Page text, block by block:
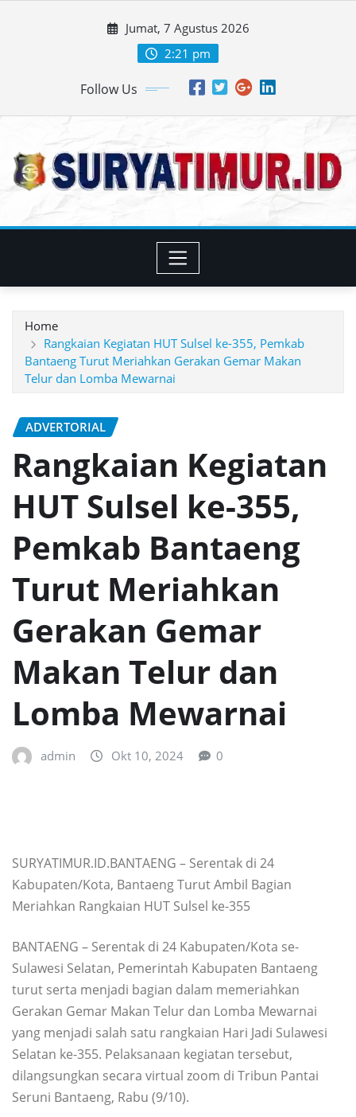
Jumat, 7 Agustus 2026
2:21 pm
Follow Us
Home
Rangkaian Kegiatan HUT Sulsel ke-355, Pemkab
Bantaeng Turut Meriahkan Gerakan Gemar Makan
Telur dan Lomba Mewarnai
ADVERTORIAL
Rangkaian Kegiatan
HUT Sulsel ke-355,
Pemkab Bantaeng
Turut Meriahkan
Gerakan Gemar
Makan Telur dan
Lomba Mewarnai
admin Okt 10, 2024 0
SURYATIMUR.ID.BANTAENG – Serentak di 24
Kabupaten/Kota, Bantaeng Turut Ambil Bagian
Meriahkan Rangkaian HUT Sulsel ke-355
BANTAENG – Serentak di 24 Kabupaten/Kota se-
Sulawesi Selatan, Pemerintah Kabupaten Bantaeng
turut serta menjadi bagian dalam memeriahkan
Gerakan Gemar Makan Telur dan Lomba Mewarnai
yang menjadi salah satu rangkaian Hari Jadi Sulawesi
Selatan ke-355. Pelaksanaan kegiatan tersebut,
dilangsungkan secara virtual zoom di Tribun Pantai
Seruni Bantaeng, Rabu (9/10).